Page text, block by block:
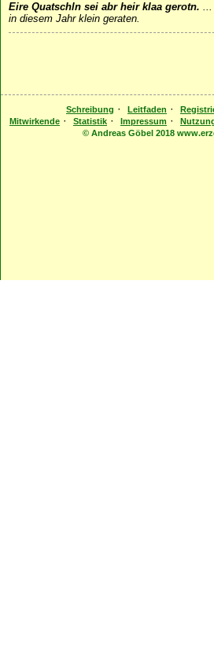
Eire Quatschln sei abr heir klaa gerotn. ...
in diesem Jahr klein geraten.
Schreibung · Leitfaden ·
Mitwirkende · Statistik · Impressum ·
© Andreas Göbel 2018